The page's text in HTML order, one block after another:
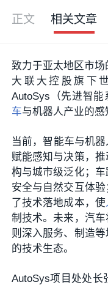
正文 相关文章
致力于亚太地区市
大联大控股旗下
AutoSys（先进智能
车与机器人产业的感
当前，智能车与机
赋能感知与决策，推
构与城市级泛化；
安全与自然交互体
了技术落地成本，使
制技术。未来，汽
则深入服务、制造
的技术生态。
AutoSys项目处处长